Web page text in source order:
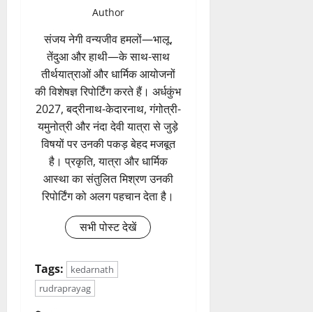
Author
संजय नेगी वन्यजीव हमलों—भालू,
तेंदुआ और हाथी—के साथ-साथ
तीर्थयात्राओं और धार्मिक आयोजनों
की विशेषज्ञ रिपोर्टिंग करते हैं। अर्धकुंभ
2027, बद्रीनाथ-केदारनाथ, गंगोत्री-
यमुनोत्री और नंदा देवी यात्रा से जुड़े
विषयों पर उनकी पकड़ बेहद मजबूत
है। प्रकृति, यात्रा और धार्मिक
आस्था का संतुलित मिश्रण उनकी
रिपोर्टिंग को अलग पहचान देता है।
सभी पोस्ट देखें
Tags:
kedarnath
rudraprayag